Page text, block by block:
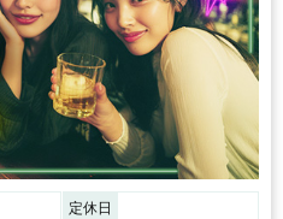
定休日